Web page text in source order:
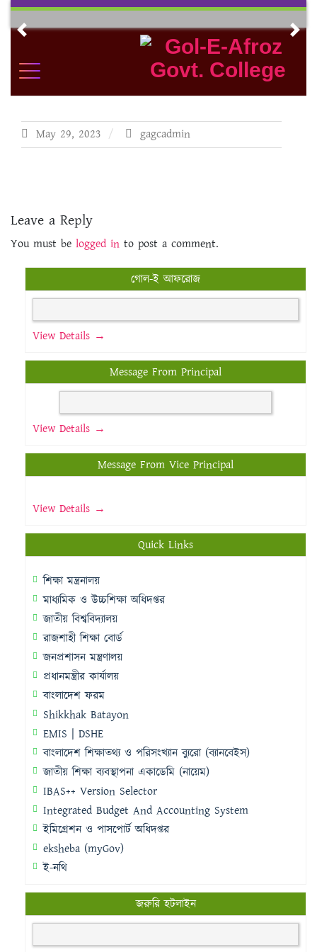
Skip
contentPrevious
May 29, 2023 gagcadmin
Leave a Reply
You must be logged in to post a comment.
গোল-ই আফরোজ
View Details →
Message From Principal
View Details →
Message From Vice Principal
View Details →
Quick Links
শিক্ষা মন্ত্রনালয়
মাধ্যমিক ও উচ্চশিক্ষা অধিদপ্তর
জাতীয় বিশ্ববিদ্যালয়
রাজশাহী শিক্ষা বোর্ড
জনপ্রশাসন মন্ত্রণালয়
প্রধানমন্ত্রীর কার্যালয়
বাংলাদেশ ফরম
Shikkhak Batayon
EMIS | DSHE
বাংলাদেশ শিক্ষাতথ্য ও পরিসংখ্যান ব্যুরো (ব্যানবেইস)
জাতীয় শিক্ষা ব্যবস্থাপনা একাডেমি (নায়েম)
IBAS++ Version Selector
Integrated Budget And Accounting System
ইমিগ্রেশন ও পাসপোর্ট অধিদপ্তর
eksheba (myGov)
ই-নথি
জরুরি হটলাইন